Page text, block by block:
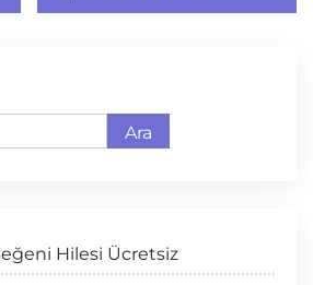
Ara
Hilesi Ücretsiz